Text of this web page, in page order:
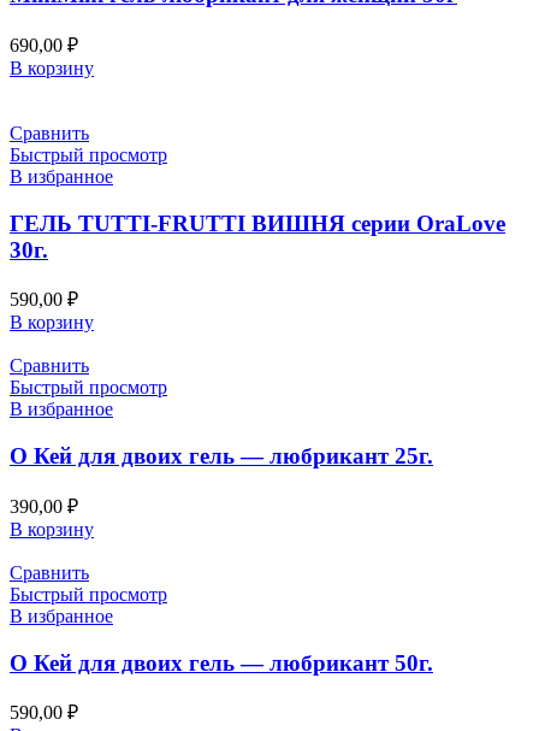
690,00 ₽
В корзину
Сравнить
Быстрый просмотр
В избранное
ГЕЛЬ TUTTI-FRUTTI ВИШНЯ серии OraLove
30г.
590,00 ₽
В корзину
Сравнить
Быстрый просмотр
В избранное
О Кей для двоих гель — любрикант 25г.
390,00 ₽
В корзину
Сравнить
Быстрый просмотр
В избранное
О Кей для двоих гель — любрикант 50г.
590,00 ₽